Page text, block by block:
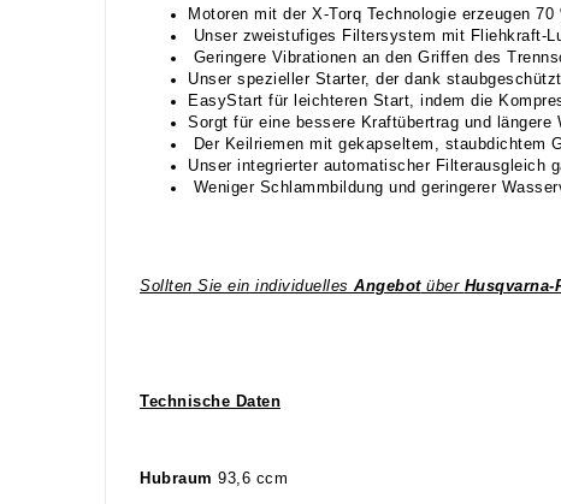
Motoren mit der X-Torq Technologie erzeugen
Unser zweistufiges Filtersystem mit Fliehkraft-
Geringere Vibrationen an den Griffen des
Unser spezieller Starter, der dank
EasyStart für leichteren Start, indem die
Sorgt für eine bessere Kraftübertrag und längere
Der Keilriemen mit gekapseltem, staubdichtem
Unser integrierter automatischer Filterausgleich
Weniger Schlammbildung und geringerer
Sollten Sie ein individuelles Angebotüber Husqvarna-
Technische Daten
Hubraum 93,6 ccm